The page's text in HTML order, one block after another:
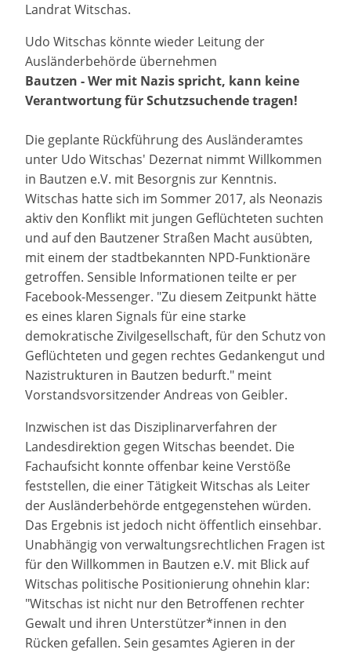
Landrat Witschas.
Udo Witschas könnte wieder Leitung der
Ausländerbehörde übernehmen
Bautzen - Wer mit Nazis spricht, kann keine
Verantwortung für Schutzsuchende tragen!
Die geplante Rückführung des Ausländeramtes
unter Udo Witschas' Dezernat nimmt Willkommen
in Bautzen e.V. mit Besorgnis zur Kenntnis.
Witschas hatte sich im Sommer 2017, als Neonazis
aktiv den Konflikt mit jungen Geflüchteten suchten
und auf den Bautzener Straßen Macht ausübten,
mit einem der stadtbekannten NPD-Funktionäre
getroffen. Sensible Informationen teilte er per
Facebook-Messenger. "Zu diesem Zeitpunkt hätte
es eines klaren Signals für eine starke
demokratische Zivilgesellschaft, für den Schutz von
Geflüchteten und gegen rechtes Gedankengut und
Nazistrukturen in Bautzen bedurft." meint
Vorstandsvorsitzender Andreas von Geibler.
Inzwischen ist das Disziplinarverfahren der
Landesdirektion gegen Witschas beendet. Die
Fachaufsicht konnte offenbar keine Verstöße
feststellen, die einer Tätigkeit Witschas als Leiter
der Ausländerbehörde entgegenstehen würden.
Das Ergebnis ist jedoch nicht öffentlich einsehbar.
Unabhängig von verwaltungsrechtlichen Fragen ist
für den Willkommen in Bautzen e.V. mit Blick auf
Witschas politische Positionierung ohnehin klar:
"Witschas ist nicht nur den Betroffenen rechter
Gewalt und ihren Unterstützer*innen in den
Rücken gefallen. Sein gesamtes Agieren in der